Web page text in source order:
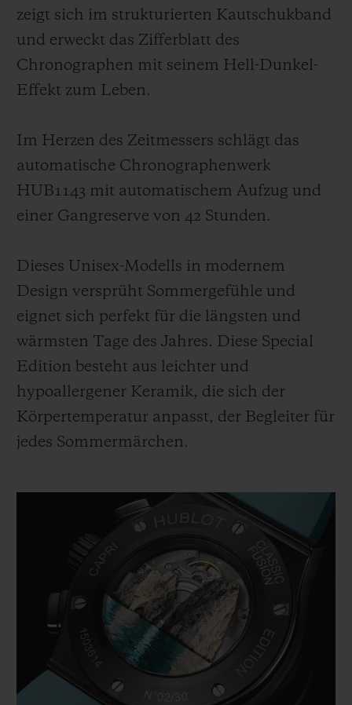
zeigt sich im strukturierten Kautschukband
und erweckt das Zifferblatt des
Chronographen mit seinem Hell-Dunkel-
Effekt zum Leben.
Im Herzen des Zeitmessers schlägt das
automatische Chronographenwerk
HUB1143 mit automatischem Aufzug und
einer Gangreserve von 42 Stunden.
Dieses Unisex-Modells in modernem
Design versprüht Sommergefühle und
eignet sich perfekt für die längsten und
wärmsten Tage des Jahres. Diese Special
Edition besteht aus leichter und
hypoallergener Keramik, die sich der
Körpertemperatur anpasst, der Begleiter für
jedes Sommermärchen.